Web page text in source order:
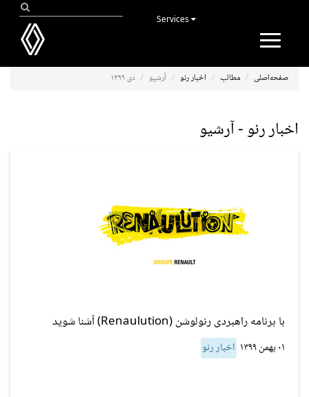
Toggle
صفحه‌اصلی مطالب اخبار رنو آرشیو دی ۱۳۹۹
اخبار رنو - آرشیو
با برنامه راهبردی رنولوشن (Renaulution) آشنا شوید
۰۱ بهمن ۱۳۹۹ اخبار رنو